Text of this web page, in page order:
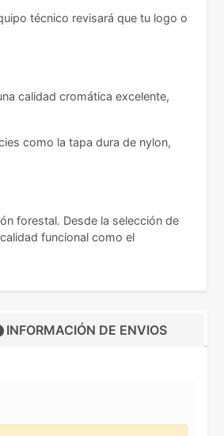
técnico revisará que tu logo o
calidad cromática excelente,
como la tapa dura de nylon,
forestal. Desde la selección de
funcional como el
INFORMACIÓN DE ENVIOS